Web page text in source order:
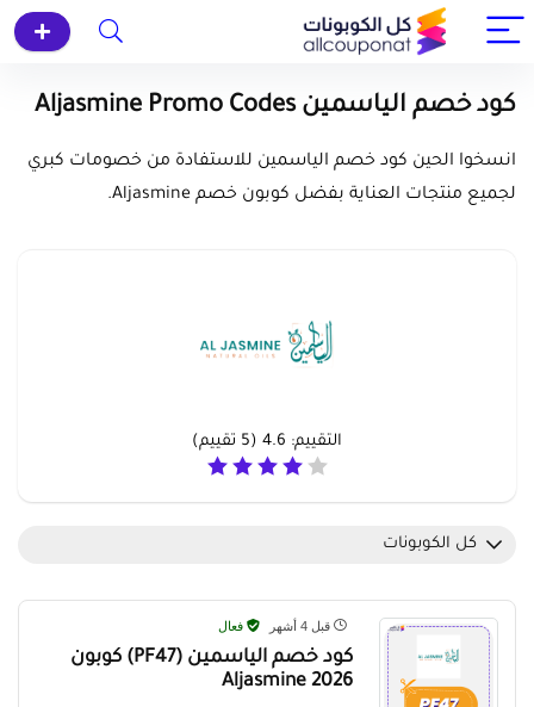
كود خصم الياسمين Aljasmine Promo Codes
انسخوا الحين كود خصم الياسمين للاستفادة من خصومات كبري
لجميع منتجات العناية بفضل كوبون خصم Aljasmine.
التقييم: 4.6
(
5 تقييم)
كل الكوبونات
قبل 4 أشهر فعال
كود خصم الياسمين (PF47) كوبون
Aljasmine 2026